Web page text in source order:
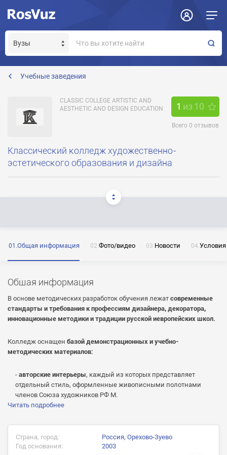
Учебные заведения
CLASSIC COLLEGE ARTISTIC AND
AESTHETIC AND DESIGN EDUCATION
1 из 10
Всего 0 отзывов
Классический колледж художественно-
эстетического образования и дизайна
Общая информация Фото/видео Новости
Общая информация
В основе методических разработок обучения лежат современные
стандарты и требования к профессиям дизайнера, декоратора,
инновационные методики и традиции русской иевропейских школ.
Колледж оснащен базой демонстрационных и учебно-
методических материалов:
- авторские интерьеры, каждый из которых представляет
отдельный стиль, оформленные живописными полотнами
членов Союза художников РФ М.
Читать подробнее
Страна, город:
Россия, Орехово-Зуево
Год основания:
2003
designcollege@yandex.ru
Нажимая на кнопку «Отправить» я даю согласие
на обработку моих персональных данных
Нажимая на кнопку «Отправить» я даю согласие
ОТПРАВИТЬ
на обработку моих персональных данных